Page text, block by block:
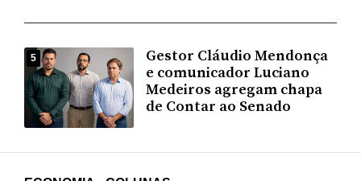
5
Gestor Cláudio Mendonça
e comunicador Luciano
Medeiros agregam chapa
de Contar ao Senado